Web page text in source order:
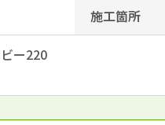
施工箇所
ー220